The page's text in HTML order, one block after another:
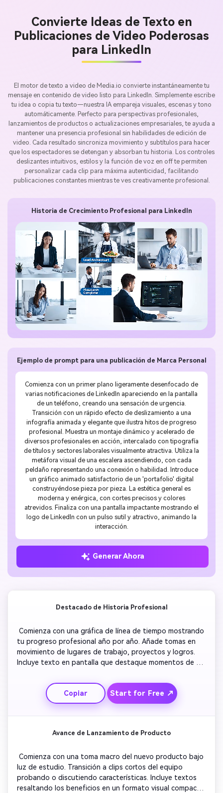
Convierte Ideas de Texto en
Publicaciones de Video Poderosas
para LinkedIn
El motor de texto a video de Media.io convierte instantáneamente tu
mensaje en contenido de video listo para LinkedIn. Simplemente escribe
tu idea o copia tu texto—nuestra IA empareja visuales, escenas y tono
automáticamente. Perfecto para perspectivas profesionales,
lanzamientos de productos o actualizaciones empresariales, te ayuda a
mantener una presencia profesional sin habilidades de edición de
video. Cada resultado sincroniza movimiento y subtítulos para hacer
que los espectadores se detengan y absorban tu historia. Los controles
deslizantes intuitivos, estilos y la función de voz en off te permiten
personalizar cada clip para máxima autenticidad, facilitando
publicaciones constantes mientras te ves creativamente profesional.
Ejemplo de prompt para una publicación de Marca Personal
Comienza con un primer plano ligeramente desenfocado de
varias notificaciones de LinkedIn apareciendo en la pantalla
de un teléfono, creando una sensación de urgencia.
Transición con un rápido efecto de deslizamiento a una
infografía animada y elegante que ilustra hitos de progreso
profesional. Muestra un montaje dinámico y acelerado de
diversos profesionales en acción, intercalado con tipografía
de títulos y sectores laborales visualmente atractiva. Utiliza la
metáfora visual de una escalera ascendiendo, con cada
peldaño representando una conexión o habilidad. Introduce
un gráfico animado satisfactorio de un 'portafolio' digital
construyéndose pieza por pieza. La estética general es
moderna y enérgica, con cortes precisos y colores
atrevidos. Finaliza con una pantalla impactante mostrando el
logo de LinkedIn con un pulso sutil y atractivo, animando la
interacción.
Generar Ahora
Historia de Crecimiento Profesional para LinkedIn
Destacado de Historia Profesional
Comienza con una gráfica de línea de tiempo mostrando
tu progreso profesional año por año. Añade tomas en
movimiento de lugares de trabajo, proyectos y logros.
Incluye texto en pantalla que destaque momentos de
motivacional sobre crecimiento o perseverancia. Finaliza
con un llamado a la acción como 'Comparte tu camino
hoy'. Mantén música de fondo tranquila y un flujo de
cámara estable para coincidir con el tono de LinkedIn.
Copiar Start for Free ↗
Avance de Lanzamiento de Producto
Comienza con una toma macro del nuevo producto bajo
luz de estudio. Transición a clips cortos del equipo
probando o discutiendo características. Incluye textos
resaltando los beneficios en un formato visual compacto.